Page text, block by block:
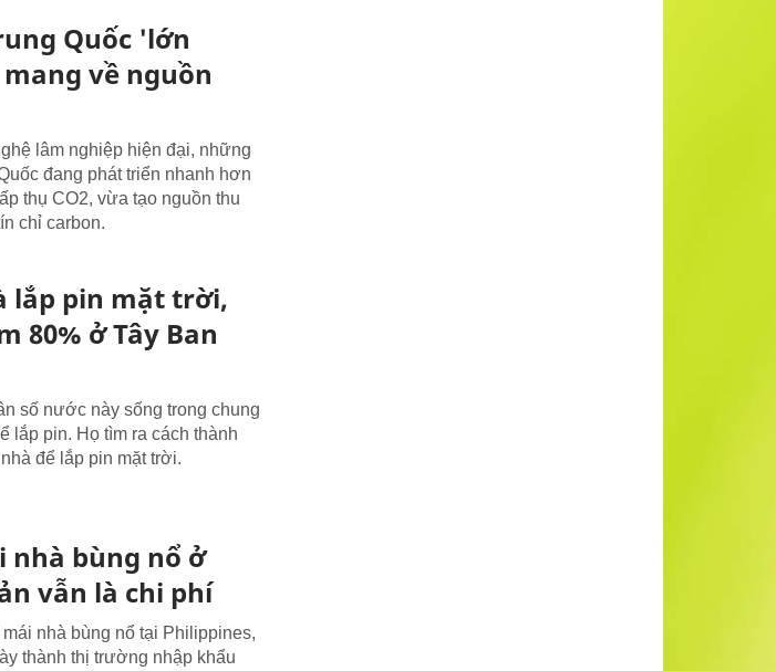
Quốc 'lớn
về nguồn
lâm nghiệp hiện đại, những
đang phát triển nhanh hơn
thụ CO2, vừa tạo nguồn thu
chỉ carbon.
lắp pin mặt trời,
80% ở Tây Ban
số nước này sống trong chung
lắp pin. Họ tìm ra cách thành
để lắp pin mặt trời.
bùng nổ ở
vẫn là chi phí
nhà bùng nổ tại Philippines,
thành thị trường nhập khẩu